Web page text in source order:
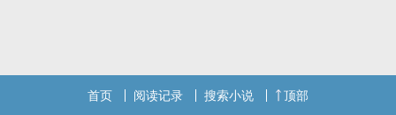
首页 阅读记录 搜索小说 顶部